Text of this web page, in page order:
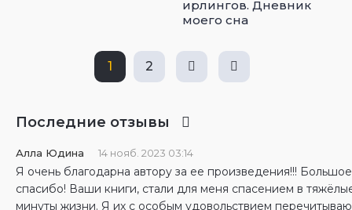
ирлингов. Дневник
моего сна
1 2
Последние отзывы
Алла Юдина 14 нояб. 2023 03:14
Я очень благодарна автору за ее произведения!!! Большое
спасибо! Ваши книги, стали для меня спасением в
минуты жизни. Я их с особым удовольствием